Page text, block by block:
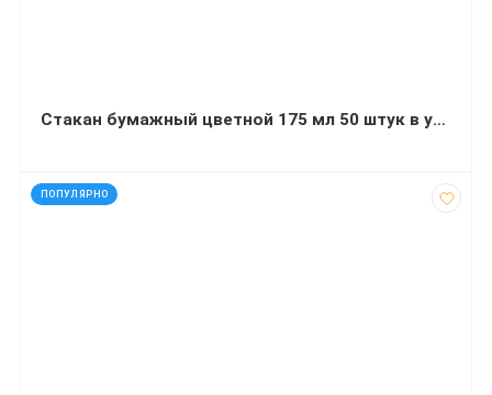
Стакан бумажный цветной 175 мл 50 штук в упаковке в ассортименте
ПОПУЛЯРНО
код: 91967